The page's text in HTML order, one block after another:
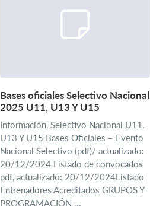
Bases oficiales Selectivo Nacional
2025 U11, U13 Y U15
Información, Selectivo Nacional U11,
U13 Y U15 Bases Oficiales – Evento
Nacional Selectivo (pdf)/ actualizado:
20/12/2024 Listado de convocados
pdf, actualizado: 20/12/2024Listado
Entrenadores Acreditados GRUPOS Y
PROGRAMACIÓN ...